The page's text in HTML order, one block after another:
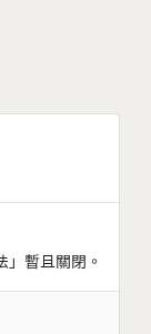
」暫且關閉。